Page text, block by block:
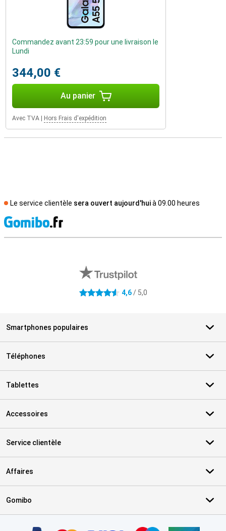
Commandez avant 23:59 pour une livraison le
Lundi
344,00 €
Au panier
Avec TVA Hors Frais d'expédition
Le service clientèle sera ouvert aujourd'huià 09.00 heures
4.6 étoiles 4,6/ 5,0
Smartphones populaires
Téléphones
Tablettes
Accessoires
Service clientèle
Affaires
Gomibo